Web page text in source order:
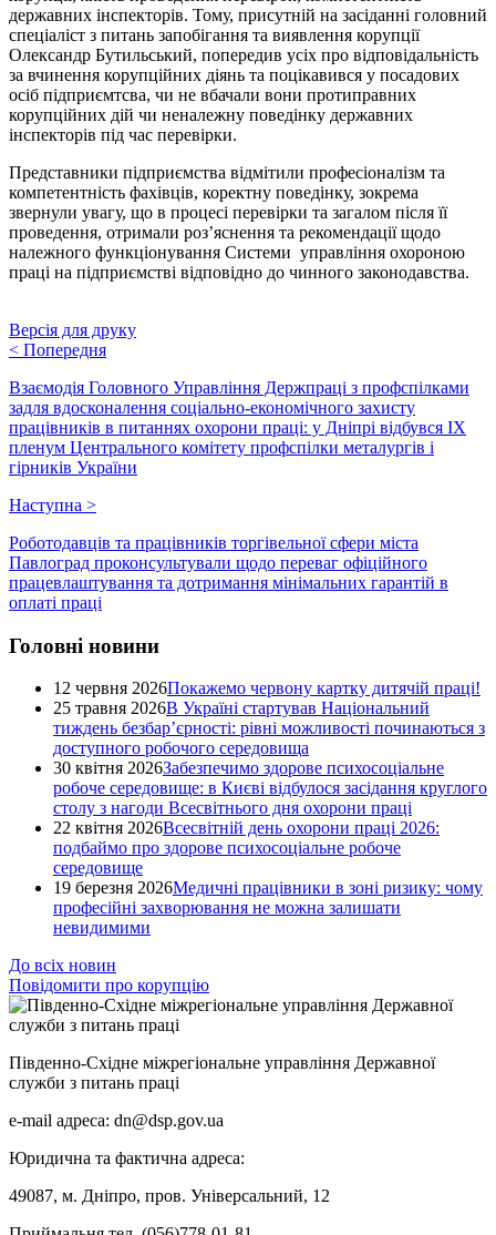
державних інспекторів. Тому, присутній на засіданні головний
спеціаліст з питань запобігання та виявлення корупції
Олександр Бутильський, попередив усіх про відповідальність
за вчинення корупційних діянь та поцікавився у посадових
осіб підприємтсва, чи не вбачали вони протиправних
корупційних дій чи неналежну поведінку державних
інспекторів під час перевірки.
Представники підприємства відмітили професіоналізм та
компетентність фахівців, коректну поведінку, зокрема
звернули увагу, що в процесі перевірки та загалом після її
проведення, отримали роз’яснення та рекомендації щодо
належного функціонування Системи управління охороною
праці на підприємстві відповідно до чинного законодавства.
Версія для друку
< Попередня
Взаємодія Головного Управління Держпраці з профспілками
задля вдосконалення соціально-економічного захисту
працівників в питаннях охорони праці: у Дніпрі відбувся IХ
пленум Центрального комітету профспілки металургів і
гірників України
Наступна >
Роботодавців та працівників торгівельної сфери міста
Павлоград проконсультували щодо переваг офіційного
працевлаштування та дотримання мінімальних гарантій в
оплаті праці
Головні новини
12 червня 2026Покажемо червону картку дитячій праці!
25 травня 2026В Україні стартував Національний
тиждень безбар’єрності: рівні можливості починаються з
доступного робочого середовища
30 квітня 2026Забезпечимо здорове психосоціальне
робоче середовище: в Києві відбулося засідання круглого
столу з нагоди Всесвітнього дня охорони праці
22 квітня 2026Всесвітній день охорони праці 2026:
подбаймо про здорове психосоціальне робоче
середовище
19 березня 2026Медичні працівники в зоні ризику: чому
професійні захворювання не можна залишати
невидимими
До всіх новин
Повідомити про корупцію
Південно-Східне міжрегіональне управління Державної
служби з питань праці
e-mail адреса: dn@dsp.gov.ua
Юридична та фактична адреса:
49087, м. Дніпро, пров. Універсальний, 12